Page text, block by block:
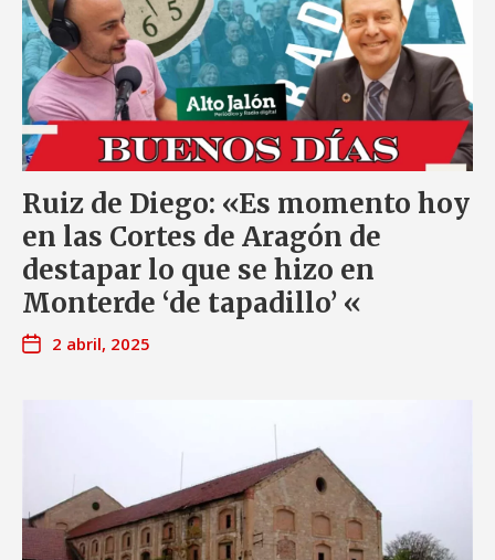
Ruiz de Diego: «Es momento hoy
en las Cortes de Aragón de
destapar lo que se hizo en
Monterde ‘de tapadillo’ «
2 abril, 2025